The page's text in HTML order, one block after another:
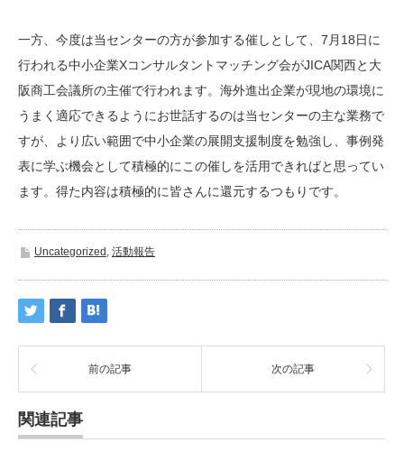
一方、今度は当センターの方が参加する催しとして、7月18日に
行われる中小企業Xコンサルタントマッチング会がJICA関西と大
阪商工会議所の主催で行われます。海外進出企業が現地の環境に
うまく適応できるようにお世話するのは当センターの主な業務で
すが、より広い範囲で中小企業の展開支援制度を勉強し、事例発
表に学ぶ機会として積極的にこの催しを活用できればと思ってい
ます。得た内容は積極的に皆さんに還元するつもりです。
Uncategorized , 活動報告
前の記事 次の記事
関連記事